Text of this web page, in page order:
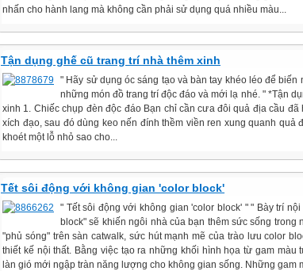
nhấn cho hành lang mà không cần phải sử dụng quá nhiều màu...
Tận dụng ghế cũ trang trí nhà thêm xinh
" Hãy sử dụng óc sáng tạo và bàn tay khéo léo để biến
những món đồ trang trí độc đáo và mới lạ nhé. " *Tận
xinh 1. Chiếc chụp đèn độc đáo Bạn chỉ cần cưa đôi quả địa cầu
xích đạo, sau đó dùng keo nến đính thềm viền ren xung quanh quả
khoét một lỗ nhỏ sao cho...
Tết sôi động với không gian 'color block'
" Tết sôi động với không gian 'color block' " " Bày trí
block" sẽ khiến ngôi nhà của bạn thêm sức sống trong
"phủ sóng" trên sàn catwalk, sức hút mạnh mẽ của trào lưu color
thiết kế nội thất. Bằng việc tạo ra những khối hình họa từ gam màu
làn gió mới ngập tràn năng lượng cho không gian sống. Những gam